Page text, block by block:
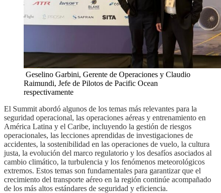
Geselino Garbini, Gerente de Operaciones y Claudio
Raimundi, Jefe de Pilotos de Pacific Ocean
respectivamente
El Summit abordó algunos de los temas más relevantes para la
seguridad operacional, las operaciones aéreas y entrenamiento en
América Latina y el Caribe, incluyendo la gestión de riesgos
operacionales, las lecciones aprendidas de investigaciones de
accidentes, la sostenibilidad en las operaciones de vuelo, la cultura
justa, la evolución del marco regulatorio y los desafíos asociados al
cambio climático, la turbulencia y los fenómenos meteorológicos
extremos. Estos temas son fundamentales para garantizar que el
crecimiento del transporte aéreo en la región continúe acompañado
de los más altos estándares de seguridad y eficiencia.